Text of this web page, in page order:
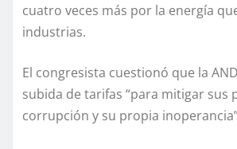
cuatro veces más por la energía
industrias.
El congresista cuestionó que la
subida de tarifas “para mitigar sus
corrupción y su propia